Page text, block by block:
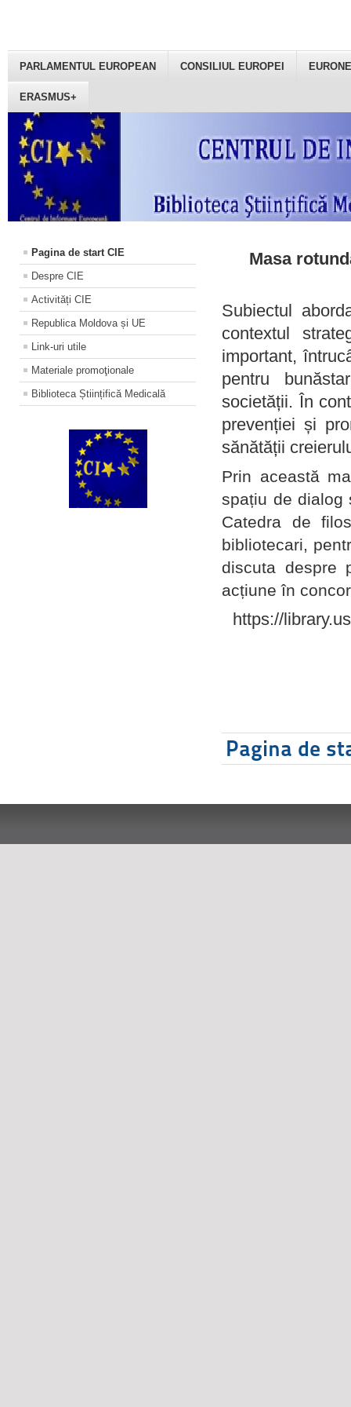
PARLAMENTUL EUROPEAN CONSILIUL EUROPEI
ERASMUS+
Pagina de start CIE
Despre CIE
Activități CIE
Republica Moldova și UE
Link-uri utile
Materiale promoţionale
Biblioteca Științifică Medicală
Masa
Subiectul
contextul
important,
pentru
societății. În
prevenției și
sănătății
Prin această
spațiu de dialog
Catedra de
bibliotecari,
discuta despre
acțiune în
https://
Pagina de